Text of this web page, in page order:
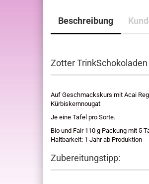
Beschreibung
Zotter
Auf Geschmackskurs mit Acai
Kürbiskernnougat
Je eine Tafel pro Sorte.
Bio und Fair 110 g Packung mit 5
Haltbarkeit: 1 Jahr ab Produktion
Zubereitungstipp: